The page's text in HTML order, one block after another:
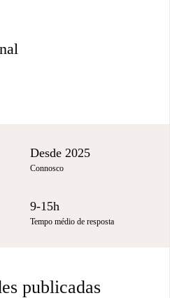
Desde 2025
Connosco
9-15h
Tempo médio de resposta
publicadas